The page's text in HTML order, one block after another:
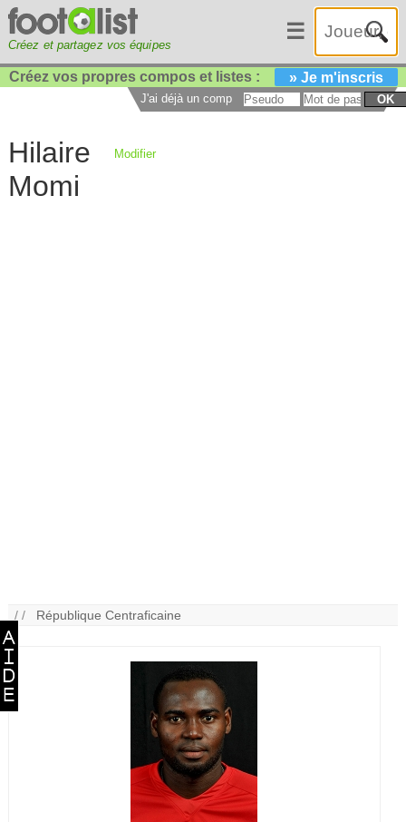
Créez et partagez vos équipes
☰
Créez vos propres compos et listes : » Je m'inscris
J'ai déjà un compte : OK
Hilaire
Momi
Modifier
/ / République Centraficaine